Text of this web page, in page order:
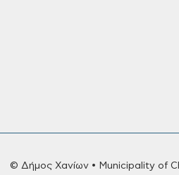
© Δήμος Χανίων • Municipality of